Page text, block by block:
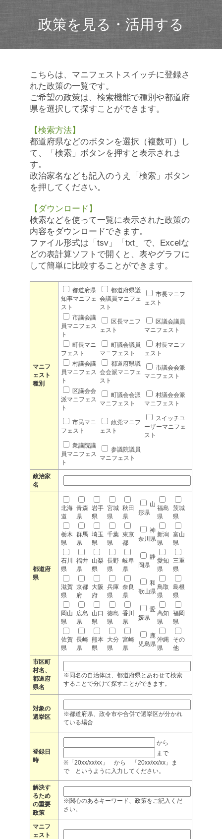
政策を見る・活用する
こちらは、マニフェストスイッチに登録さ
れた政策の一覧です。
ご希望の政策は、検索機能で種別や都道府
県を選択して探すことができます。
【検索方法】
都道府県などのボタンを選択（複数可）し
て、「検索」ボタンを押すと表示されま
す。
政治家名なども記入のうえ「検索」ボタン
を押してください。
【ダウンロード】
検索などを使って一覧に表示された政策の
内容をダウンロードできます。
ファイル形式は「tsv」「txt」で、Excelな
どの表計算ソフトで開くと、表やグラフに
して簡単に比較することができます。
マニフ
ェスト
種別
都道府県
知事マニフェ
スト
都道府県議
会議員マニフェ
スト
市長マニフ
ェスト
市議会議
員マニフェス
ト
区長マニフ
ェスト
区議会議員
マニフェスト
町長マニ
フェスト
町議会議員
マニフェスト
村長マニフ
ェスト
村議会議
員マニフェス
ト
都道府県議
会会派マニフェ
スト
市議会会派
マニフェスト
区議会会
派マニフェス
ト
町議会会派
マニフェスト
村議会会派
マニフェスト
市民マニ
フェスト
政党マニフ
ェスト
スイッチユ
ーザーマニフェ
スト
衆議院議
員マニフェス
ト
参議院議員
マニフェスト
政治家
名
都道府
県
北海
道
青森
県
岩手
県
宮城
県
秋田
県
山
形県
福島
県
茨城
県
栃木
県
群馬
県
埼玉
県
千葉
県
東京
都
神
奈川県
新潟
県
富山
県
石川
県
福井
県
山梨
県
長野
県
岐阜
県
静
岡県
愛知
県
三重
県
滋賀
県
京都
府
大阪
府
兵庫
県
奈良
県
和
歌山県
鳥取
県
島根
県
岡山
県
広島
県
山口
県
徳島
県
香川
県
愛
媛県
高知
県
福岡
県
佐賀
県
長崎
県
熊本
県
大分
県
宮崎
県
鹿
児島県
沖縄
県
その
他
市区町
村名、
都道府
県名
※同名の自治体は、都道府県とあわせて検索
することで分けて探すことができます。
対象の
選挙区
※都道府県、政令市や合併で選挙区が分かれ
ている場合
登録日
時
から
まで
※「20xx/xx/xx」 から 「20xx/xx/xx」ま
で というように入力してください。
解決す
るため
の重要
政策
※関心のあるキーワード、政策をご記入くだ
さい。
マニフ
ェスト